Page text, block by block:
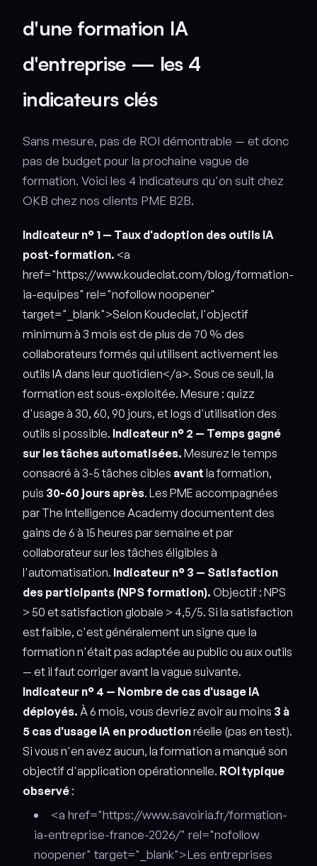
d'une formation IA
d'entreprise — les 4
indicateurs clés
Sans mesure, pas de ROI démontrable — et donc
pas de budget pour la prochaine vague de
formation. Voici les 4 indicateurs qu'on suit chez
OKB chez nos clients PME B2B.
Indicateur n° 1 — Taux d'adoption des outils IA
post-formation. <a
href="https://www.koudeclat.com/blog/formation-
ia-equipes" rel="nofollow noopener"
target="_blank">Selon Koudeclat, l'objectif
minimum à 3 mois est de plus de 70 % des
collaborateurs formés qui utilisent activement les
outils IA dans leur quotidien</a>. Sous ce seuil, la
formation est sous-exploitée. Mesure : quizz
d'usage à 30, 60, 90 jours, et logs d'utilisation des
outils si possible. Indicateur n° 2 — Temps gagné
sur les tâches automatisées. Mesurez le temps
consacré à 3-5 tâches cibles avant la formation,
puis 30-60 jours après. Les PME accompagnées
par The Intelligence Academy documentent des
gains de 6 à 15 heures par semaine et par
collaborateur sur les tâches éligibles à
l'automatisation. Indicateur n° 3 — Satisfaction
des participants (NPS formation). Objectif : NPS
> 50 et satisfaction globale > 4,5/5. Si la satisfaction
est faible, c'est généralement un signe que la
formation n'était pas adaptée au public ou aux outils
— et il faut corriger avant la vague suivante.
Indicateur n° 4 — Nombre de cas d'usage IA
déployés. À 6 mois, vous devriez avoir au moins 3 à
5 cas d'usage IA en productionréelle (pas en test).
Si vous n'en avez aucun, la formation a manqué son
objectif d'application opérationnelle. ROI typique
observé :
<a href="https://www.savoiria.fr/formation-
ia-entreprise-france-2026/" rel="nofollow
noopener" target="_blank">Les entreprises